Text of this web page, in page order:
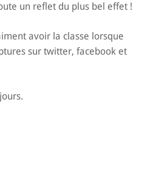
un reflet du plus bel effet !
avoir la classe lorsque
sur twitter, facebook et